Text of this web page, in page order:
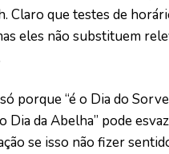
Claro que testes de
eles não substituem
porque “é o Dia do
Dia da Abelha” pode
se isso não fizer